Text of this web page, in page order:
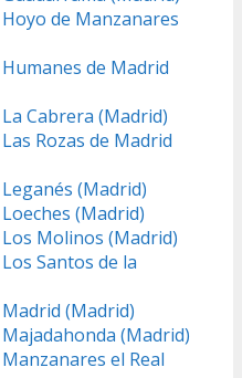
de Manzanares
de Madrid
Cabrera (Madrid)
Rozas de Madrid
(Madrid)
(Madrid)
Molinos (Madrid)
Santos de la
(Madrid)
(Madrid)
el Real